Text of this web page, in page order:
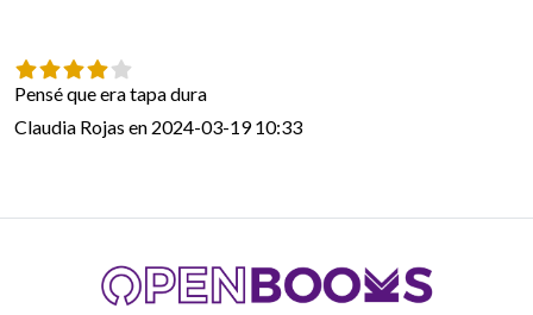
Claudia Rojas en 2024-03-19 10:33